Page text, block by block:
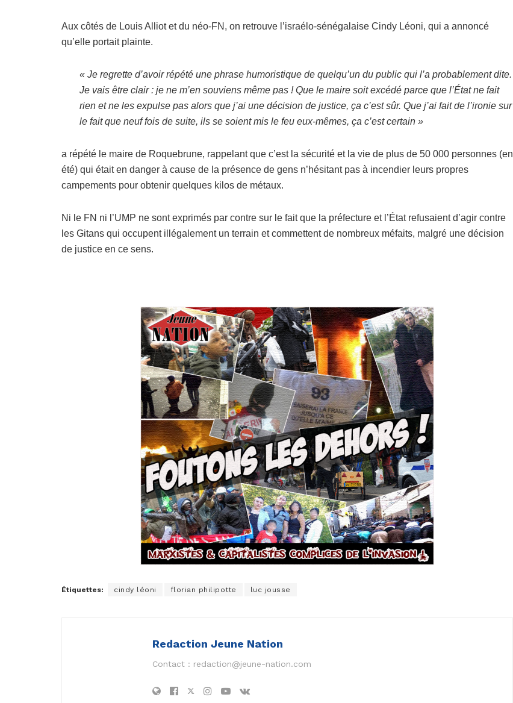
Aux côtés de Louis Alliot et du néo-FN, on retrouve l’israélo-sénégalaise Cindy Léoni, qui a annoncé
qu’elle portait plainte.
« Je regrette d’avoir répété une phrase humoristique de quelqu’un du public qui l’a probablement dite.
Je vais être clair : je ne m’en souviens même pas ! Que le maire soit excédé parce que l’État ne fait
rien et ne les expulse pas alors que j’ai une décision de justice, ça c’est sûr. Que j’ai fait de l’ironie sur
le fait que neuf fois de suite, ils se soient mis le feu eux-mêmes, ça c’est certain »
a répété le maire de Roquebrune, rappelant que c’est la sécurité et la vie de plus de 50 000 personnes (en
été) qui était en danger à cause de la présence de gens n’hésitant pas à incendier leurs propres
campements pour obtenir quelques kilos de métaux.
Ni le FN ni l’UMP ne sont exprimés par contre sur le fait que la préfecture et l’État refusaient d’agir contre
les Gitans qui occupent illégalement un terrain et commettent de nombreux méfaits, malgré une décision
de justice en ce sens.
Étiquettes: cindy léoni florian philipotte luc jousse
Redaction Jeune Nation
Contact : redaction@jeune-nation.com